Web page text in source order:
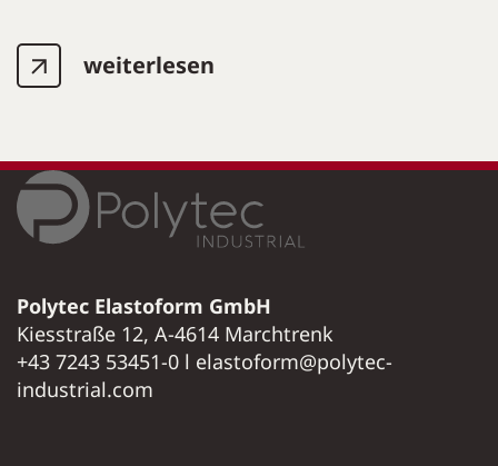
weiterlesen
Polytec Elastoform GmbH
Kiesstraße 12, A-4614 Marchtrenk
+43 7243 53451-0 l elastoform@polytec-
industrial.com